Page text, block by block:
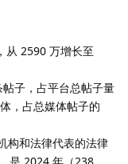
从 2590 万增长至
子，占平台总帖子量
，占总媒体帖子的
构和法律代表的法律